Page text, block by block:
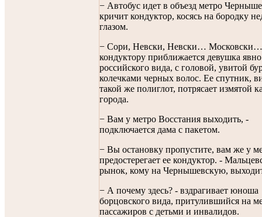
− Автобус идет в объезд метро
кричит кондуктор, косясь на бородку
глазом.
− Сори, Невски, Невски…
кондуктору приближается девушка
российского вида, с головой, увитой
колечками черных волос. Ее спутник,
такой же полиглот, потрясает измятой
города.
− Вам у метро Восстания выходить, -
подключается дама с пакетом.
− Вы остановку пропустите, вам же у
предостерегает ее кондуктор. -
рынок, кому на Чернышевскую,
− А почему здесь? - вздрагивает юноша
борцовского вида, притулившийся на
пассажиров с детьми и инвалидов.